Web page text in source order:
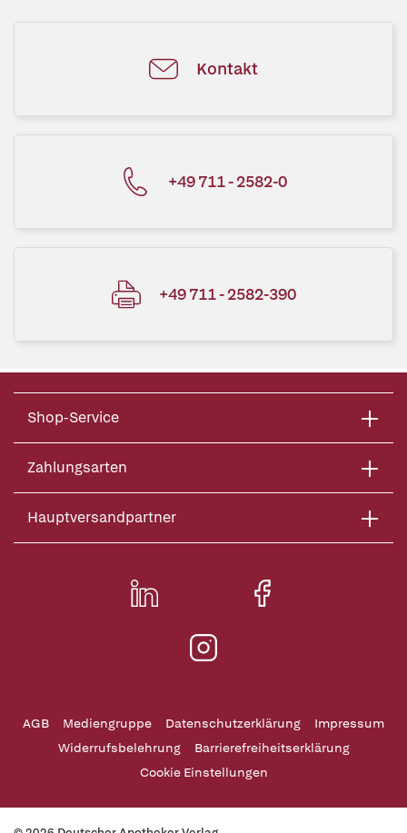
Kontakt
+49 711 - 2582-0
+49 711 - 2582-390
Shop-Service
Zahlungsarten
Hauptversandpartner
AGB Mediengruppe Datenschutzerklärung
Impressum
Widerrufsbelehrung
Barrierefreiheitserklärung
Cookie Einstellungen